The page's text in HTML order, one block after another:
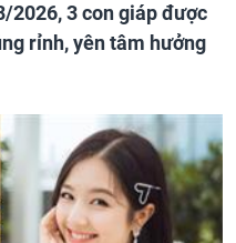
2026, 3 con giáp được
rỉnh, yên tâm hưởng